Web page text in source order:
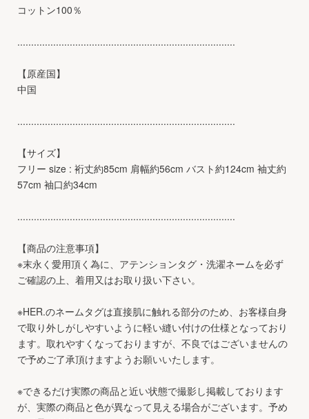
コットン100％
...............................................................................
【原産国】
中国
...............................................................................
【サイズ】
フリー size : 裄丈約85cm 肩幅約56cm バスト約124cm 袖丈約
57cm 袖口約34cm
...............................................................................
【商品の注意事項】
※末永く愛用頂く為に、アテンションタグ・洗濯ネームを必ず
ご確認の上、着用又はお取り扱い下さい。
※HER.のネームタグは直接肌に触れる部分のため、お客様自身
で取り外しがしやすいように軽い縫い付けの仕様となっており
ます。取れやすくなっておりますが、不良ではございませんの
で予めご了承頂けますようお願いいたします。
※できるだけ実際の商品と近い状態で撮影し掲載しております
が、実際の商品と色が異なって見える場合がございます。予め